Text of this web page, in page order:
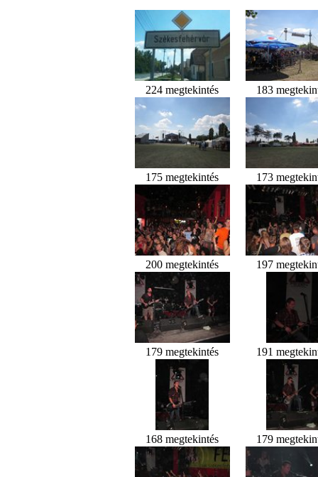
224 megtekintés 183
175 megtekintés 173
200 megtekintés 197
179 megtekintés 191
168 megtekintés 179